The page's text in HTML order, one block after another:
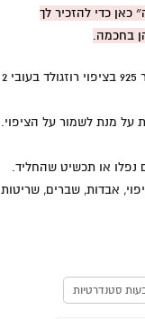
כדי להזכיר לך
בחכמה.
חומר: כסף טהור סטרלינג סילבר 925 בציפוי רוזגולד בעובי 2
על מנת לשמור על הציפוי.
נפלו או תכשיט שהחליד.
אבדות, שברים, שריטות